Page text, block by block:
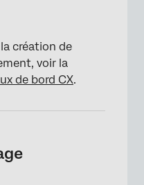
création de
voir la
de bord CX.